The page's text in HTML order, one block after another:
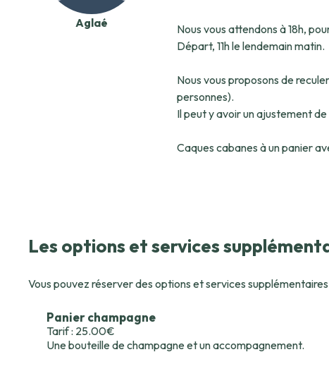
Aglaé
Nous vous attendons à 18h,
Départ, 11h le lendemain matin.
Nous vous proposons de
personnes).
Il peut y avoir un ajustement
Caques cabanes à un panier
Les options et services
Vous pouvez réserver des options et services
Panier champagne
Tarif : 25.00€
Une bouteille de champagne et un accompagnement.